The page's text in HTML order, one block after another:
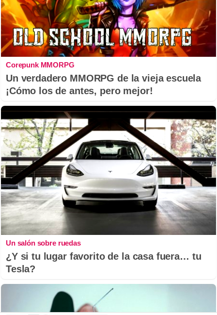
Corepunk MMORPG
Un verdadero MMORPG de la vieja escuela
¡Cómo los de antes, pero mejor!
Un salón sobre ruedas
¿Y si tu lugar favorito de la casa fuera… tu
Tesla?